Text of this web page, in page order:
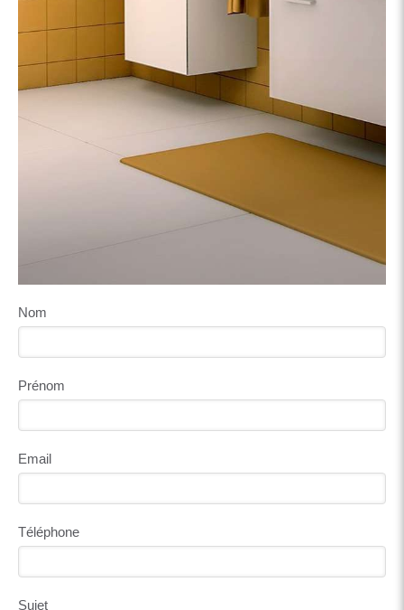
Nom
Prénom
Email
Téléphone
Sujet